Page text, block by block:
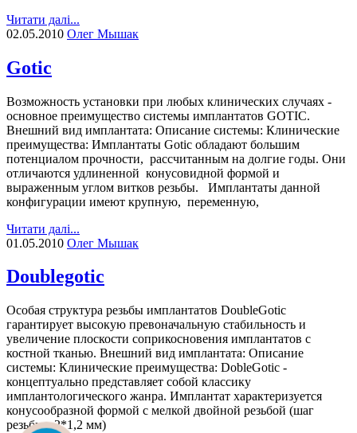
Читати далі...
02.05.2010 Олег Мышак
Gotic
Возможность установки при любых клинических случаях -
основное преимущество системы имплантатов GOTIC.
Внешний вид имплантата: Описание системы: Клинические
преимущества: Имплантаты Gotic обладают большим
потенциалом прочности, рассчитанным на долгие годы. Они
отличаются удлиненной конусовидной формой и
выраженным углом витков резьбы. Имплантаты данной
конфигурации имеют крупную, переменную,
Читати далі...
01.05.2010 Олег Мышак
Doublegotic
Особая структура резьбы имплантатов DoubleGotic
гарантирует высокую превоначальную стабильность и
увеличение плоскости соприкосновения имплантатов с
костной тканью. Внешний вид имплантата: Описание
системы: Клинические преимущества: DobleGotic -
концептуально представляет собой классику
имплантологического жанра. Имплантат характеризуется
конусообразной формой с мелкой двойной резьбой (шаг
резьбы - 2*1,2 мм)